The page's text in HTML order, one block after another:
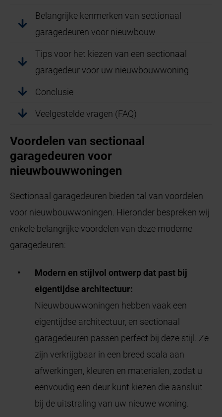
Belangrijke kenmerken van sectionaal
garagedeuren voor nieuwbouw
Tips voor het kiezen van een sectionaal
garagedeur voor uw nieuwbouwwoning
Conclusie
Veelgestelde vragen (FAQ)
Voordelen van sectionaal
garagedeuren voor
nieuwbouwwoningen
Sectionaal garagedeuren bieden tal van voordelen
voor nieuwbouwwoningen. Hieronder bespreken wij
enkele belangrijke voordelen van deze moderne
garagedeuren:
Modern en stijlvol ontwerp dat past bij
eigentijdse architectuur:
Nieuwbouwwoningen hebben vaak een
eigentijdse architectuur, en sectionaal
garagedeuren passen perfect bij deze stijl. Ze
zijn verkrijgbaar in een breed scala aan
afwerkingen, kleuren en materialen, zodat u
eenvoudig een deur kunt kiezen die aansluit
bij de uitstraling van uw nieuwe woning.